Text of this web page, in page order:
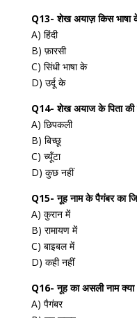
Q13- शेख अयाज़ किस भाषा
A) हिंदी
B) फ़ारसी
C) सिंधी भाषा के
D) उर्दू के
Q14- शेख अयाज के पिता की
A) छिपकली
B) बिच्छू
C) च्यूँटा
D) कुछ नहीं
Q15- नूह नाम के पैगंबर का
A) कुरान में
B) रामायण में
C) बाइबल में
D) कही नहीं
Q16- नूह का असली नाम क्या
A) पैगंबर